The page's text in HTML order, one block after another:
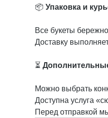
📦 Упаковка и
Все букеты
Доставку
⏳
Можно выбрать
Доступна услуга
Перед отправкой